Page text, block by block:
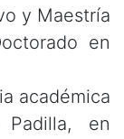
y Maestría
en
académica
Padilla, en